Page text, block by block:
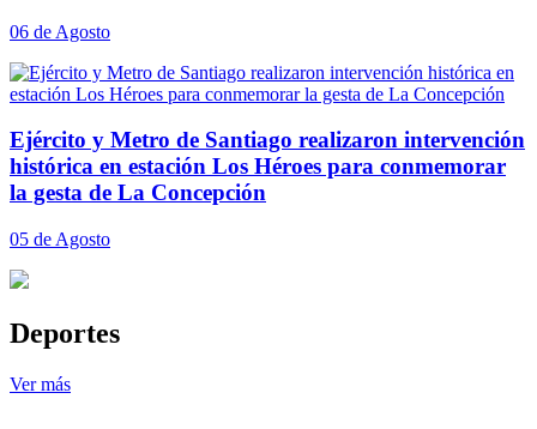
06 de Agosto
Ejército y Metro de Santiago realizaron intervención
histórica en estación Los Héroes para conmemorar
la gesta de La Concepción
05 de Agosto
Deportes
Ver más